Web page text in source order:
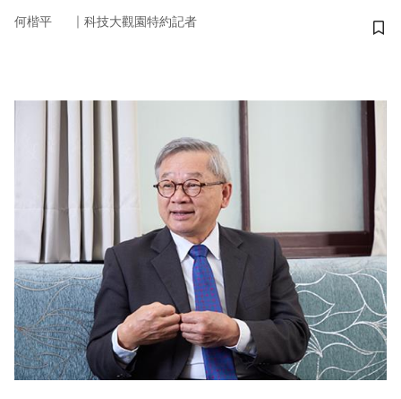
何楷平 ｜ 科技大觀園特約記者
儲